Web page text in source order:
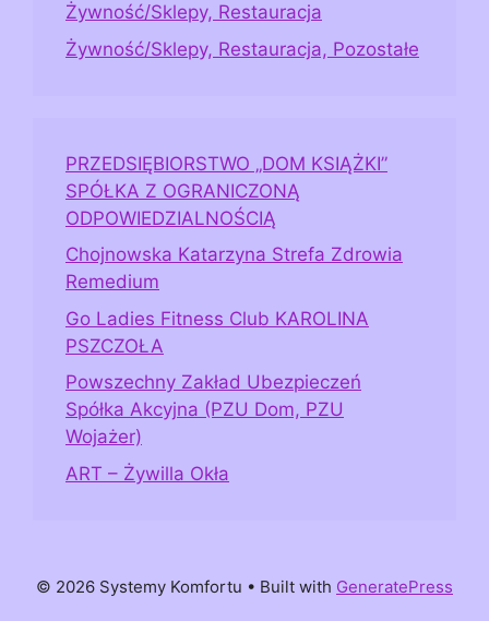
Żywność/Sklepy, Restauracja
Żywność/Sklepy, Restauracja, Pozostałe
PRZEDSIĘBIORSTWO „DOM KSIĄŻKI”
SPÓŁKA Z OGRANICZONĄ
ODPOWIEDZIALNOŚCIĄ
Chojnowska Katarzyna Strefa Zdrowia
Remedium
Go Ladies Fitness Club KAROLINA
PSZCZOŁA
Powszechny Zakład Ubezpieczeń
Spółka Akcyjna (PZU Dom, PZU
Wojażer)
ART – Żywilla Okła
© 2026 Systemy Komfortu • Built with GeneratePress